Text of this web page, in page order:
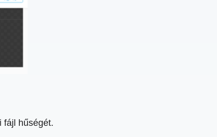
fájl hűségét.